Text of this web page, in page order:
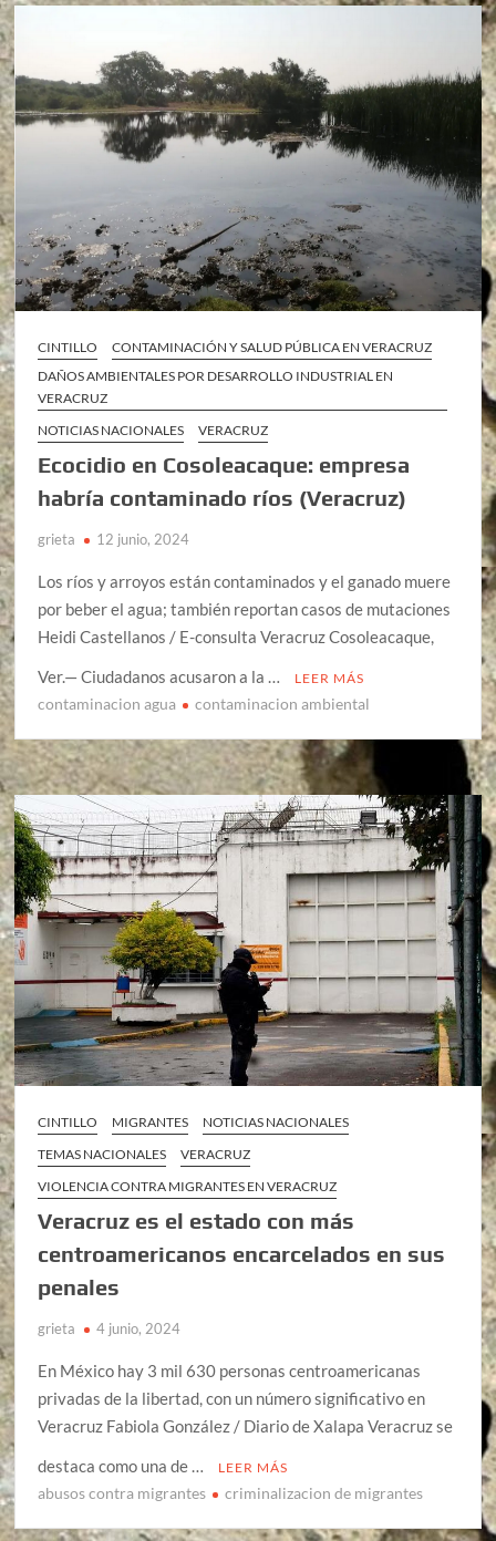
CINTILLO
CONTAMINACIÓN Y SALUD PÚBLICA EN VERACRUZ
DAÑOS AMBIENTALES POR DESARROLLO INDUSTRIAL EN
VERACRUZ
NOTICIAS NACIONALES
VERACRUZ
Ecocidio en Cosoleacaque: empresa
habría contaminado ríos (Veracruz)
grieta 12 junio, 2024
Los ríos y arroyos están contaminados y el ganado muere
por beber el agua; también reportan casos de mutaciones
Heidi Castellanos / E-consulta Veracruz Cosoleacaque,
Ver.— Ciudadanos acusaron a la …
LEER MÁS
contaminacion agua contaminacion ambiental
CINTILLO MIGRANTES
NOTICIAS NACIONALES
TEMAS NACIONALES
VERACRUZ
VIOLENCIA CONTRA MIGRANTES EN VERACRUZ
Veracruz es el estado con más
centroamericanos encarcelados en sus
penales
grieta 4 junio, 2024
En México hay 3 mil 630 personas centroamericanas
privadas de la libertad, con un número significativo en
Veracruz Fabiola González / Diario de Xalapa Veracruz se
destaca como una de …
LEER MÁS
abusos contra migrantes criminalizacion de migrantes